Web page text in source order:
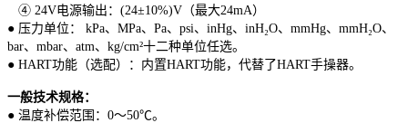
④ 24V电源输出：(24±10%)V（最大24mA）
● 压力单位： kPa、MPa、Pa、psi、inHg、inH₂O、mmHg、mmH₂O、
bar、mbar、atm、kg/cm²十二种单位任选。
● HART功能（选配）：内置HART功能，代替了HART手操器。
一般技术规格：
● 温度补偿范围：0～50℃。